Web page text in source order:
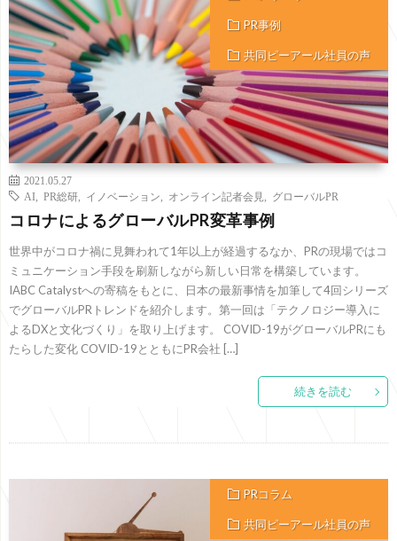
PR事例
共同ピーアール社員の声
2021.05.27
AI
PR総研 イノベーション オンライン記者会見 グローバルPR
コロナによるグローバルPR変革事例
世界中がコロナ禍に見舞われて1年以上が経過するなか、PRの現場ではコ
ミュニケーション手段を刷新しながら新しい日常を構築しています。
IABC Catalystへの寄稿をもとに、日本の最新事情を加筆して4回シリーズ
でグローバルPRトレンドを紹介します。第一回は「テクノロジー導入に
よるDXと文化づくり」を取り上げます。 COVID-19がグローバルPRにも
たらした変化 COVID-19とともにPR会社 […]
続きを読む
PRコラム
共同ピーアール社員の声